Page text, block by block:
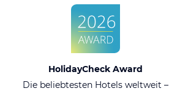
HolidayCheck Award
Die beliebtesten Hotels weltweit –